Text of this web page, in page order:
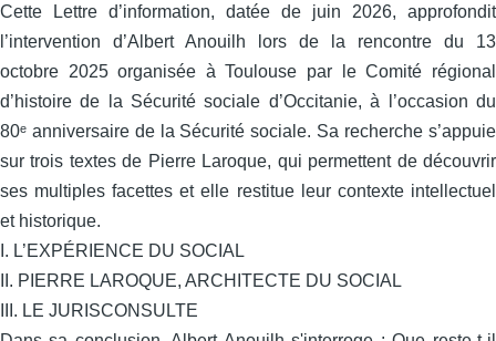
Cette Lettre d’information, datée de juin 2026, approfondit
l’intervention d’Albert Anouilh lors de la rencontre du 13
octobre 2025 organisée à Toulouse par le Comité régional
d’histoire de la Sécurité sociale d’Occitanie, à l’occasion du
80ᵉ anniversaire de la Sécurité sociale. Sa recherche s’appuie
sur trois textes de Pierre Laroque, qui permettent de découvrir
ses multiples facettes et elle restitue leur contexte intellectuel
et historique.
I. L’EXPÉRIENCE DU SOCIAL
II. PIERRE LAROQUE, ARCHITECTE DU SOCIAL
III. LE JURISCONSULTE